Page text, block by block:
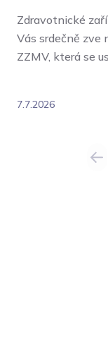
Zdravotnické
Vás srdečně zve
ZZMV, která se
7.7.2026